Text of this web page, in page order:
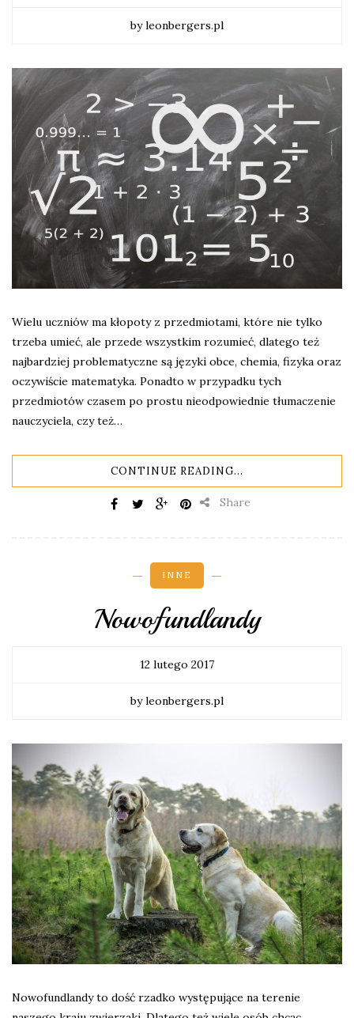
by leonbergers.pl
Wielu uczniów ma kłopoty z przedmiotami, które nie tylko
trzeba umieć, ale przede wszystkim rozumieć, dlatego też
najbardziej problematyczne są języki obce, chemia, fizyka oraz
oczywiście matematyka. Ponadto w przypadku tych
przedmiotów czasem po prostu nieodpowiednie tłumaczenie
nauczyciela, czy też…
CONTINUE READING...
Share
INNE
Nowofundlandy
12 lutego 2017
by leonbergers.pl
Nowofundlandy to dość rzadko występujące na terenie